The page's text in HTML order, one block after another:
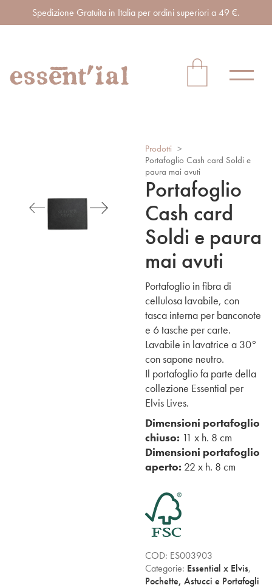
Spedizione Gratuita in Italia per ordini superiori a 49 €.
Prodotti >
Portafoglio Cash card Soldi e
paura mai avuti
Portafoglio
Cash card
Soldi e paura
mai avuti
Portafoglio in fibra di
cellulosa lavabile, con
tasca interna per banconote
e 6 tasche per carte.
Lavabile in lavatrice a 30°
con sapone neutro.
Il portafoglio fa parte della
collezione Essential per
Elvis Lives.
Dimensioni portafoglio
chiuso: 11 x h. 8 cm
Dimensioni portafoglio
aperto: 22 x h. 8 cm
COD: ES003903
Categorie: Essential x Elvis,
Pochette, Astucci e Portafogli